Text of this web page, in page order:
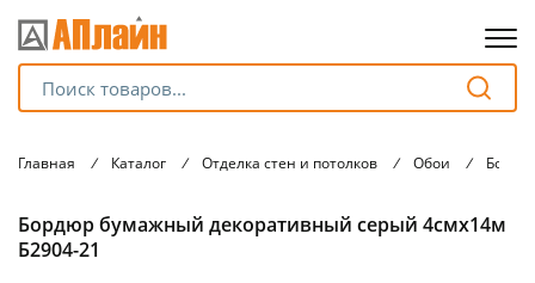
Главная / Каталог / Отделка стен и потолков / Обои /
Бордюр бумажный декоративный серый 4смх14м
Б2904-21
оплатуна части